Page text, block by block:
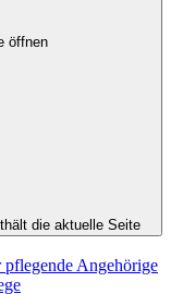
öffnen
die aktuelle Seite
pflegende Angehörige